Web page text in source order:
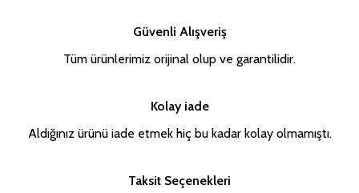
Güvenli Alışveriş
Tüm ürünlerimiz orijinal olup ve garantilidir.
Kolay iade
Aldığınız ürünü iade etmek hiç bu kadar kolay olmamıştı.
Taksit Seçenekleri